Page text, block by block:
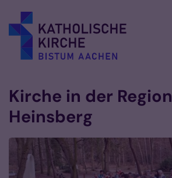
Kirche in der Region
Heinsberg